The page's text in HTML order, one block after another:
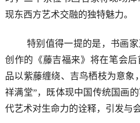
现东西方艺术交融的独特魅力。
特别值得一提的是，书画家
创作的《藤吉福来》将在笔会
品以紫藤缠绕、吉鸟栖枝为意象
祥满堂”，既体现中国传统国画
代艺术对生命力的诠释，引发与